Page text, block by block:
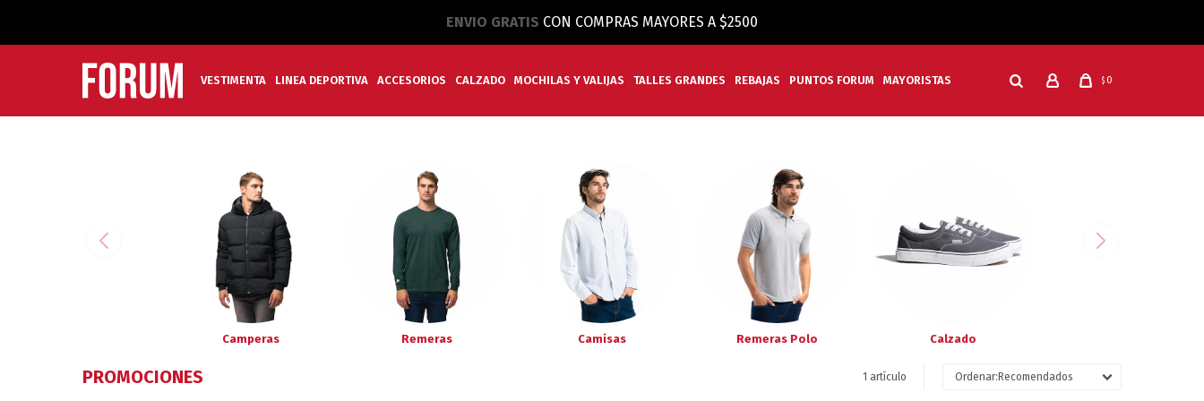
ENVIO GRATIS CON COMPRAS MAYORES A $2500
VESTIMENTA LINEA DEPORTIVA ACCESORIOS CALZADO MOCHILAS Y VALIJAS TALLES GRANDES REBAJAS PUNTOS FORUM MAYORISTAS $ 0
Camperas Remeras Camisas Remeras Polo Calzado
PROMOCIONES 1 artículo Recomendados